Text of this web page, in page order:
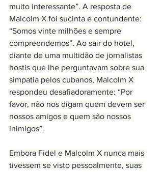
muito interessante”. A resposta de
Malcolm X foi sucinta e contundente:
“Somos vinte milhões e sempre
compreendemos”. Ao sair do hotel,
diante de uma multidão de jornalistas
hostis que lhe perguntavam sobre sua
simpatia pelos cubanos, Malcolm X
respondeu desafiadoramente: “Por
favor, não nos digam quem devem ser
nossos amigos e quem são nossos
inimigos”.
Embora Fidel e Malcolm X nunca mais
tivessem se visto pessoalmente, suas